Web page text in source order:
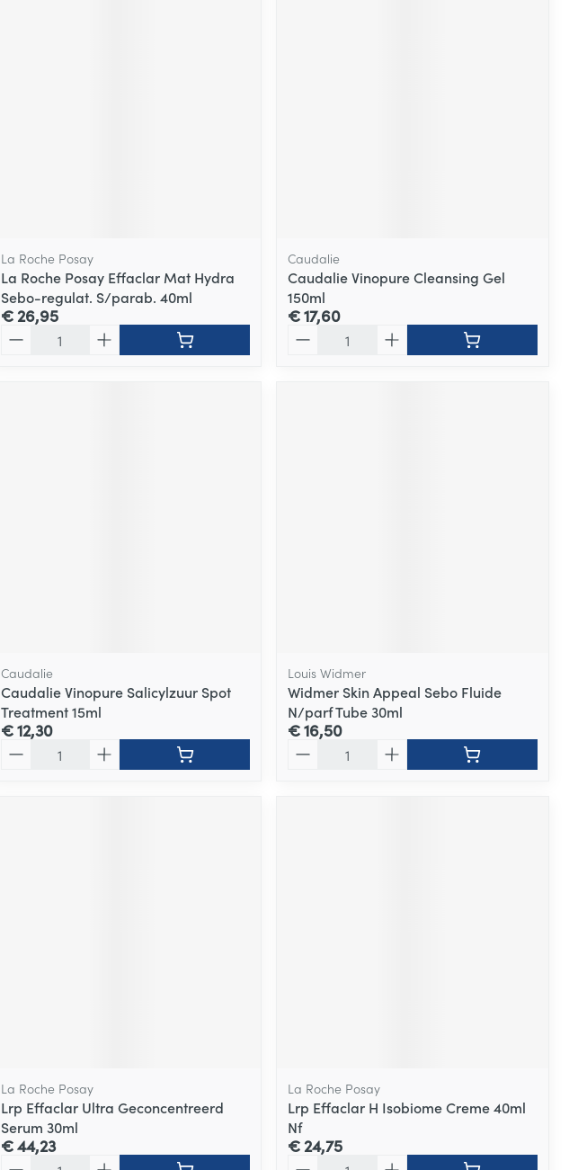
La Roche Posay
La Roche Posay Effaclar Mat Hydra
Sebo-regulat. S/parab. 40ml
€ 26,95
Caudalie
Caudalie Vinopure Cleansing Gel
150ml
€ 17,60
Caudalie
Caudalie Vinopure Salicylzuur Spot
Treatment 15ml
€ 12,30
Louis Widmer
Widmer Skin Appeal Sebo Fluide
N/parf Tube 30ml
€ 16,50
La Roche Posay
Lrp Effaclar Ultra Geconcentreerd
Serum 30ml
€ 44,23
La Roche Posay
Lrp Effaclar H Isobiome Creme 40ml
Nf
€ 24,75